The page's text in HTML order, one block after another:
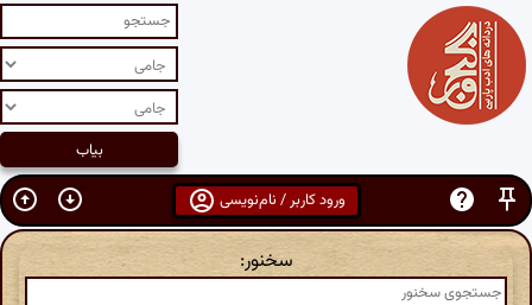
ورود کاربر / نام‌نویسی
سخنور: